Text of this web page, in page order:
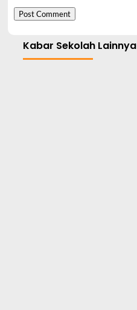
Kabar Sekolah Lainnya